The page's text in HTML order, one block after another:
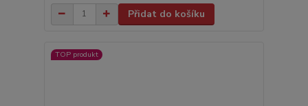
Přidat do košíku
TOP produkt